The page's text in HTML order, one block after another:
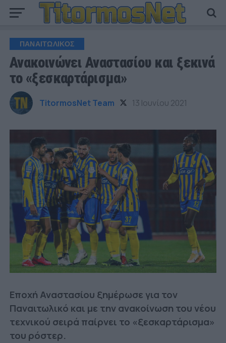
ΠΑΝΑΙΤΩΛΙΚΟΣ
Ανακοινώνει Αναστασίου και ξεκινά
το «ξεσκαρτάρισμα»
TitormosNet Team 13 Ιουνίου 2021
Εποχή Αναστασίου ξημέρωσε για τον
Παναιτωλικό και με την ανακοίνωση του νέου
τεχνικού σειρά παίρνει το «ξεσκαρτάρισμα»
του ρόστερ.